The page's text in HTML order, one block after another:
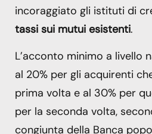
incoraggiato gli istituti di
tassi sui mutui esistenti.
L’acconto minimo a livello
al 20% per gli acquirenti
prima volta e al 30% per
per la seconda volta,
congiunta della Banca